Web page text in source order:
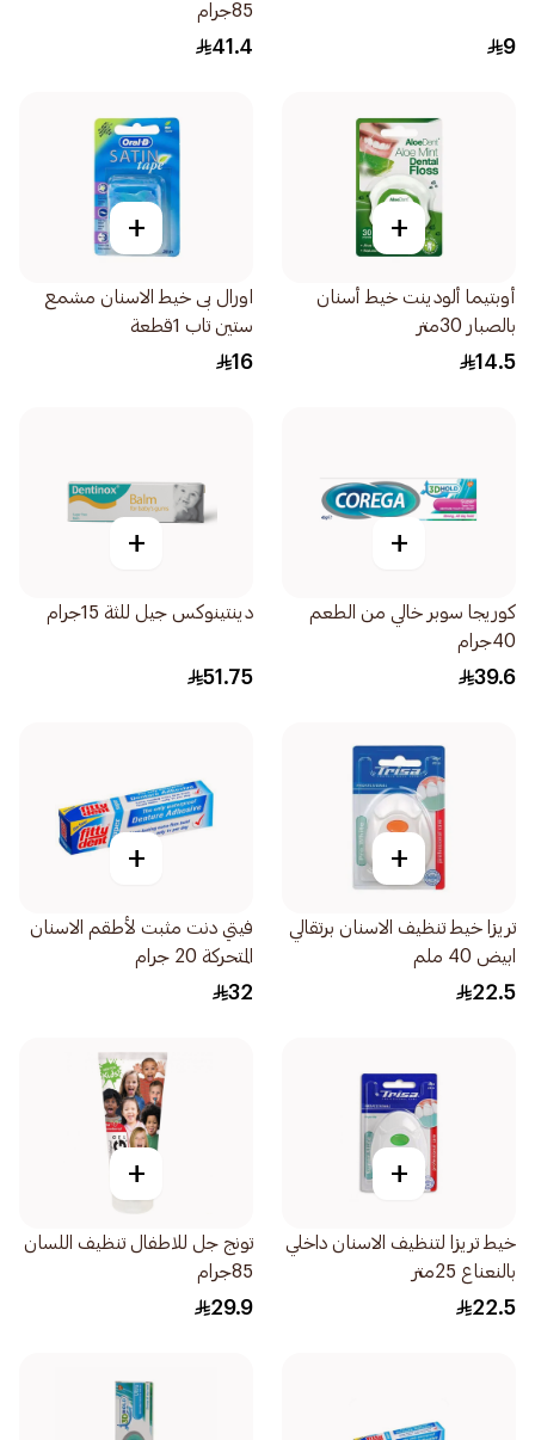
9
85جرام
41.4
+
أوبتيما ألودينت خيط أسنان
بالصبار 30متر
14.5
+
اورال بى خيط الاسنان مشمع
ستين تاب 1قطعة
16
+
كوريجا سوبر خالي من الطعم
40جرام
39.6
+
دينتينوكس جيل للثة 15جرام
51.75
+
تريزا خيط تنظيف الاسنان برتقالي
ابيض 40 ملم
22.5
+
فيتي دنت مثبت لأطقم الاسنان
المتحركة 20 جرام
32
+
خيط تريزا لتنظيف الاسنان داخلي
بالنعناع 25متر
22.5
+
تونج جل للاطفال تنظيف اللسان
85جرام
29.9